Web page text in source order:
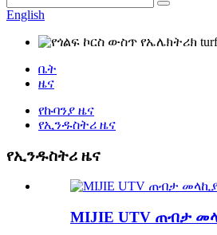
English
ቤት
ዜና
የኩባንያ ዜና
የኢንዱስትሪ ዜና
የኢንዱስትሪ ዜና
MIJIE UTV ጠብታ